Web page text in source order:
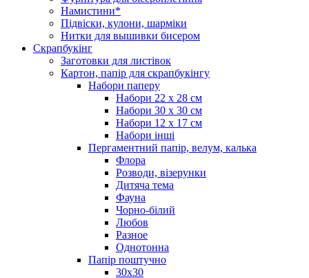
Намистини*
Підвіски, кулони, шарміки
Нитки для вышивки бисером
Скрапбукінг
Заготовки для листівок
Картон, папір для скрапбукінгу
Набори паперу
Набори 22 х 28 см
Набори 30 х 30 см
Набори 12 х 17 см
Набори інші
Пергаментний папір, велум, калька
Флора
Розводи, візерунки
Дитяча тема
Фауна
Чорно-білий
Любов
Разное
Однотонна
Папір поштучно
30х30